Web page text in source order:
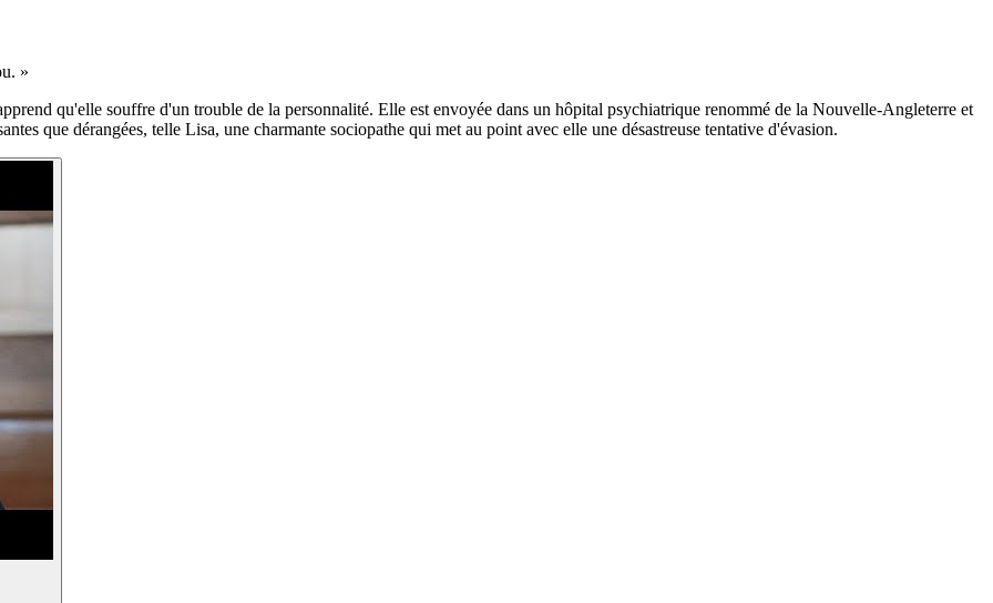
»
qu'elle souffre d'un trouble de la personnalité. Elle est envoyée dans un hôpital psychiatrique renommé de la Nouvelle-Angleterre et
que dérangées, telle Lisa, une charmante sociopathe qui met au point avec elle une désastreuse tentative d'évasion.